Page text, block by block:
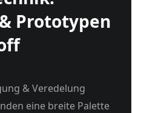
Prototypen
& Veredelung
eine breite Palette